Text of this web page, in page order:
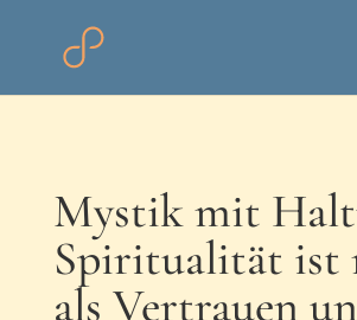
Mystik mit
Spiritualität ist
als Vertrauen